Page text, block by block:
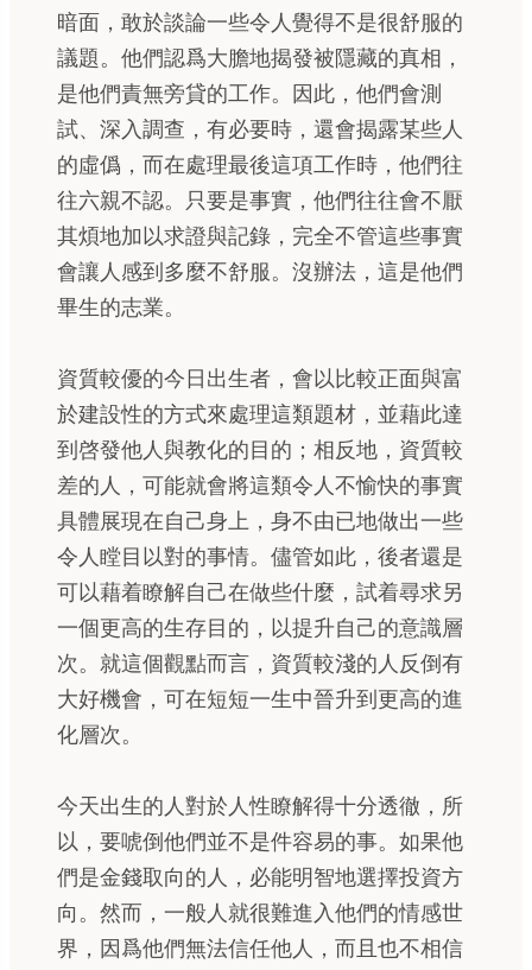
暗面，敢於談論一些令人覺得不是很舒服的
議題。他們認爲大膽地揭發被隱藏的真相，
是他們責無旁貸的工作。因此，他們會測
試、深入調查，有必要時，還會揭露某些人
的虛僞，而在處理最後這項工作時，他們往
往六親不認。只要是事實，他們往往會不厭
其煩地加以求證與記錄，完全不管這些事實
會讓人感到多麼不舒服。沒辦法，這是他們
畢生的志業。
資質較優的今日出生者，會以比較正面與富
於建設性的方式來處理這類題材，並藉此達
到啓發他人與教化的目的；相反地，資質較
差的人，可能就會將這類令人不愉快的事實
具體展現在自己身上，身不由已地做出一些
令人瞠目以對的事情。儘管如此，後者還是
可以藉着瞭解自己在做些什麼，試着尋求另
一個更高的生存目的，以提升自己的意識層
次。就這個觀點而言，資質較淺的人反倒有
大好機會，可在短短一生中晉升到更高的進
化層次。
今天出生的人對於人性瞭解得十分透徹，所
以，要唬倒他們並不是件容易的事。如果他
們是金錢取向的人，必能明智地選擇投資方
向。然而，一般人就很難進入他們的情感世
界，因爲他們無法信任他人，而且也不相信